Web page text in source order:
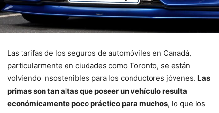
Las tarifas de los seguros de automóviles en Canadá,
particularmente en ciudades como Toronto, se están
volviendo insostenibles para los conductores jóvenes. Las
primas son tan altas que poseer un vehículo resulta
económicamente poco práctico para muchos, lo que los